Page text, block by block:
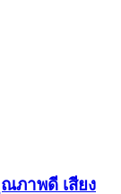
ภาพดี เสียง